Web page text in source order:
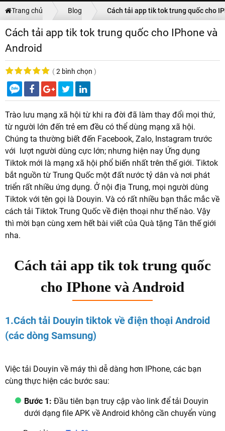
Trang chủ Blog Cách tải app tik tok trung quốc cho
Cách tải app tik tok trung quốc cho IPhone và
Android
(2 bình chọn )
Trào lưu mạng xã hội từ khi ra đời đã làm thay đổi mọi thứ,
từ người lớn đến trẻ em đều có thể dùng mạng xã hội.
Chúng ta thường biết đến Facebook, Zalo, Instagram trước
với lượt người dùng cực lớn; nhưng hiện nay Ứng dụng
Tiktok mới là mạng xã hội phổ biến nhất trên thế giới. Tiktok
bắt nguồn từ Trung Quốc một đất nước tỷ dân và nơi phát
triển rất nhiều ứng dụng. Ở nội địa Trung, mọi người dùng
Tiktok với tên gọi là Douyin. Và có rất nhiều bạn thắc mắc về
cách tải Tiktok Trung Quốc về điện thoại như thế nào. Vậy
thì mời bạn cùng xem hết bài viết của Quà tặng Tân thế giới
nha.
Cách tải app tik tok trung quốc
cho IPhone và Android
1.Cách tải Douyin tiktok về điện thoại Android
(các dòng Samsung)
Việc tải Douyin về máy thì dễ dàng hơn IPhone, các bạn
cùng thực hiện các bước sau:
Bước 1: Đầu tiên bạn truy cập vào link để tải Douyin
dưới dạng file APK về Android không cần chuyển vùng